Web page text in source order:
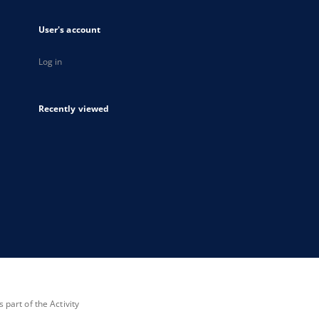
User's account
Log in
Recently viewed
part of the Activity